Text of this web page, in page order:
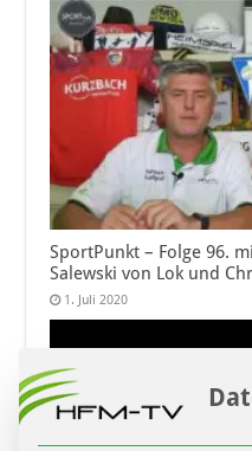
SportPunkt – Folge 96.
Salewski von Lok und
1. Juli 2020